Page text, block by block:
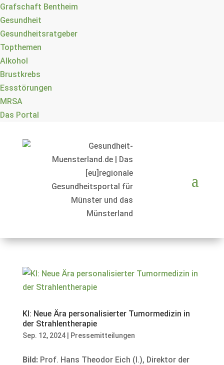
Grafschaft Bentheim
Gesundheit
Gesundheitsratgeber
Topthemen
Alkohol
Brustkrebs
Essstörungen
MRSA
Das Portal
KI: Neue Ära personalisierter Tumormedizin in
der Strahlentherapie
Sep. 12, 2024| Pressemitteilungen
Bild:Prof. Hans Theodor Eich (l.), Direktor der